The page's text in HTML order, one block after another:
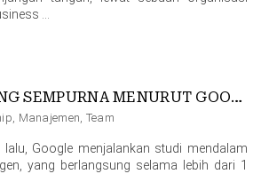
…
10 SIFAT BOS YANG SEMPURNA MENURUT GOOGLE
, Manajemen, Team
lalu, Google menjalankan studi mendalam
yang berlangsung selama lebih dari 1